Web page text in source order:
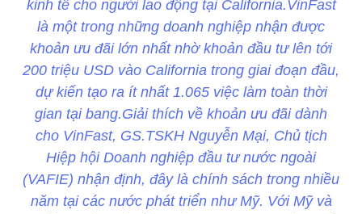
kinh tế cho người lao động tại California.VinFast
là một trong những doanh nghiệp nhận được
khoản ưu đãi lớn nhất nhờ khoản đầu tư lên tới
200 triệu USD vào California trong giai đoạn đầu,
dự kiến tạo ra ít nhất 1.065 việc làm toàn thời
gian tại bang.Giải thích về khoản ưu đãi dành
cho VinFast, GS.TSKH Nguyễn Mại, Chủ tịch
Hiệp hội Doanh nghiệp đầu tư nước ngoài
(VAFIE) nhận định, đây là chính sách trong nhiều
năm tại các nước phát triển như Mỹ. Với Mỹ và